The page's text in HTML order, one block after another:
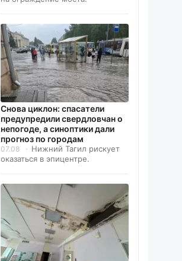
Снова циклон: спасатели
предупредили свердловчан о
непогоде, а синоптики дали
прогноз по городам
07.08
Нижний Тагил рискует
оказаться в эпицентре.